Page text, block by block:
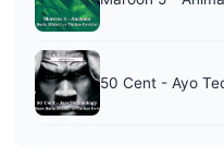
50 Cent - Ayo